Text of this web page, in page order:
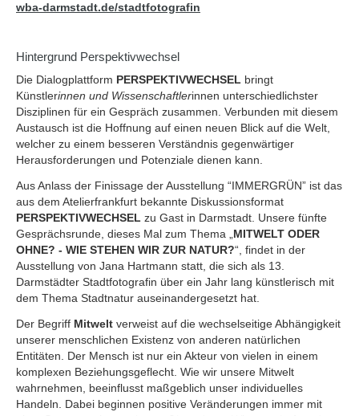
wba-darmstadt.de/stadtfotografin
Hintergrund Perspektivwechsel
Die Dialogplattform PERSPEKTIVWECHSEL bringt
Künstlerinnen und Wissenschaftlerinnen unterschiedlichster
Disziplinen für ein Gespräch zusammen. Verbunden mit diesem
Austausch ist die Hoffnung auf einen neuen Blick auf die Welt,
welcher zu einem besseren Verständnis gegenwärtiger
Herausforderungen und Potenziale dienen kann.
Aus Anlass der Finissage der Ausstellung “IMMERGRÜN” ist das
aus dem Atelierfrankfurt bekannte Diskussionsformat
PERSPEKTIVWECHSEL zu Gast in Darmstadt. Unsere fünfte
Gesprächsrunde, dieses Mal zum Thema „ MITWELT ODER
OHNE? - WIE STEHEN WIR ZUR NATUR?“, findet in der
Ausstellung von Jana Hartmann statt, die sich als 13.
Darmstädter Stadtfotografin über ein Jahr lang künstlerisch mit
dem Thema Stadtnatur auseinandergesetzt hat.
Der Begriff Mitwelt verweist auf die wechselseitige Abhängigkeit
unserer menschlichen Existenz von anderen natürlichen
Entitäten. Der Mensch ist nur ein Akteur von vielen in einem
komplexen Beziehungsgeflecht. Wie wir unsere Mitwelt
wahrnehmen, beeinflusst maßgeblich unser individuelles
Handeln. Dabei beginnen positive Veränderungen immer mit